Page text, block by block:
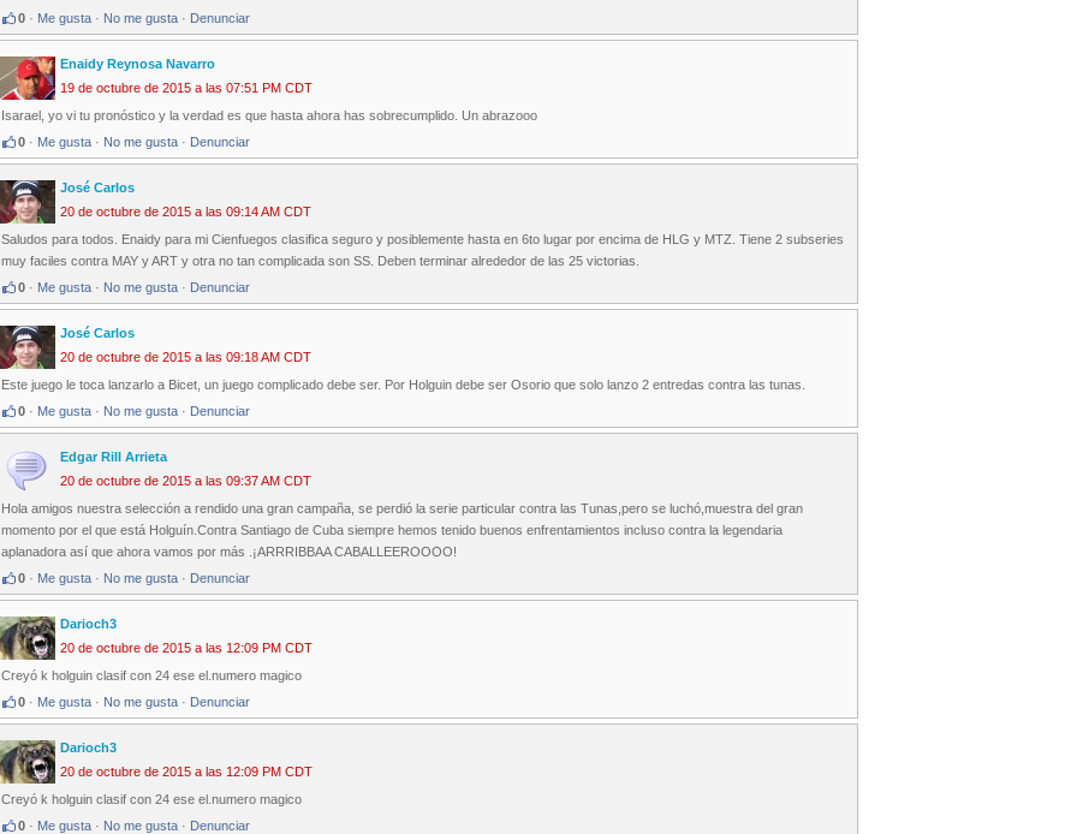
0 · Me gusta · No me gusta · Denunciar
Enaidy Reynosa Navarro
19 de octubre de 2015 a las 07:51 PM CDT
Isarael, yo vi tu pronóstico y la verdad es que hasta ahora has sobrecumplido. Un abrazooo
0 · Me gusta · No me gusta · Denunciar
José Carlos
20 de octubre de 2015 a las 09:14 AM CDT
Saludos para todos. Enaidy para mi Cienfuegos clasifica seguro y posiblemente hasta en 6to lugar por encima de HLG y MTZ. Tiene 2 subseries
muy faciles contra MAY y ART y otra no tan complicada son SS. Deben terminar alrededor de las 25 victorias.
0 · Me gusta · No me gusta · Denunciar
José Carlos
20 de octubre de 2015 a las 09:18 AM CDT
Este juego le toca lanzarlo a Bicet, un juego complicado debe ser. Por Holguin debe ser Osorio que solo lanzo 2 entredas contra las tunas.
0 · Me gusta · No me gusta · Denunciar
Edgar Rill Arrieta
20 de octubre de 2015 a las 09:37 AM CDT
Hola amigos nuestra selección a rendido una gran campaña, se perdió la serie particular contra las Tunas,pero se luchó,muestra del gran
momento por el que está Holguín.Contra Santiago de Cuba siempre hemos tenido buenos enfrentamientos incluso contra la legendaria
aplanadora así que ahora vamos por más .¡ARRRIBBAA CABALLEEROOOO!
0 · Me gusta · No me gusta · Denunciar
Darioch3
20 de octubre de 2015 a las 12:09 PM CDT
Creyó k holguin clasif con 24 ese el.numero magico
0 · Me gusta · No me gusta · Denunciar
Darioch3
20 de octubre de 2015 a las 12:09 PM CDT
Creyó k holguin clasif con 24 ese el.numero magico
0 · Me gusta · No me gusta · Denunciar